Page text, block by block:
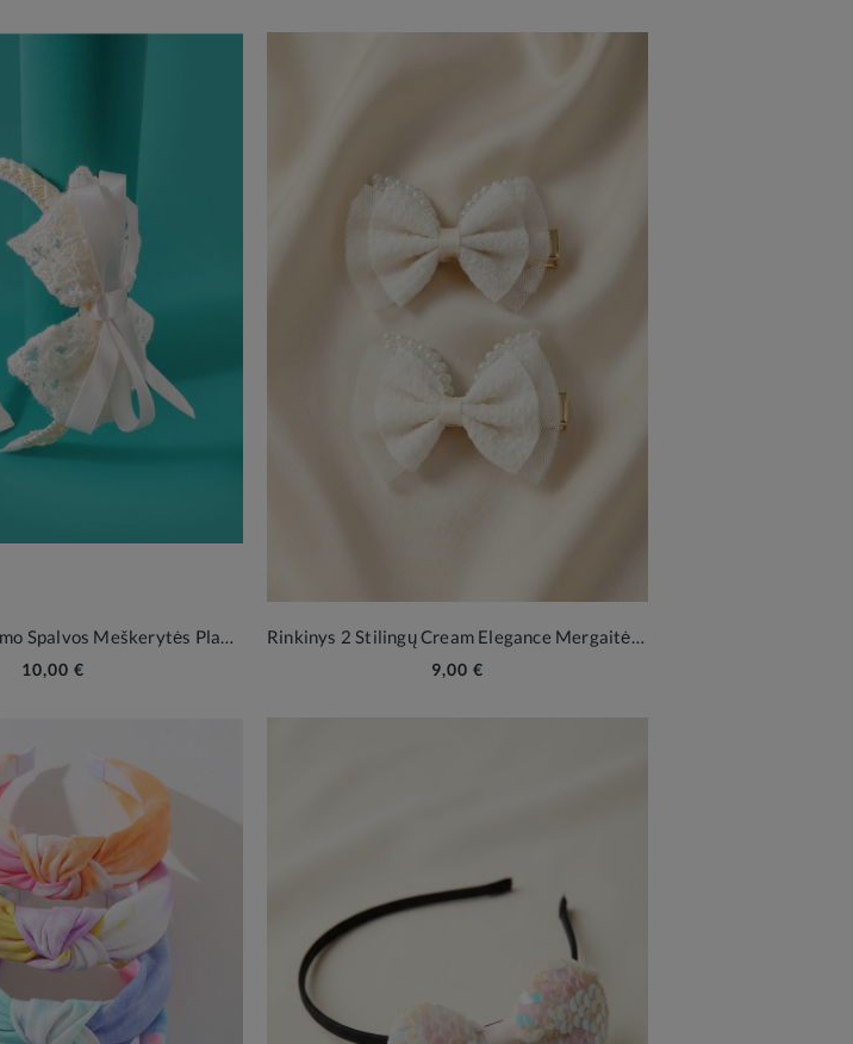
Elegantiškas Kremo Spalvos Meškerytės Plaukų Kaspinas Mergaitėms
10,00 €
Rinkinys 2 Stilingų Cream Elegance Mergaitės Plaukų Sagtelių
9,00 €